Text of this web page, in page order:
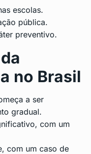
escolas.
pública.
preventivo.
no Brasil
a ser
gradual.
com um
com um caso de